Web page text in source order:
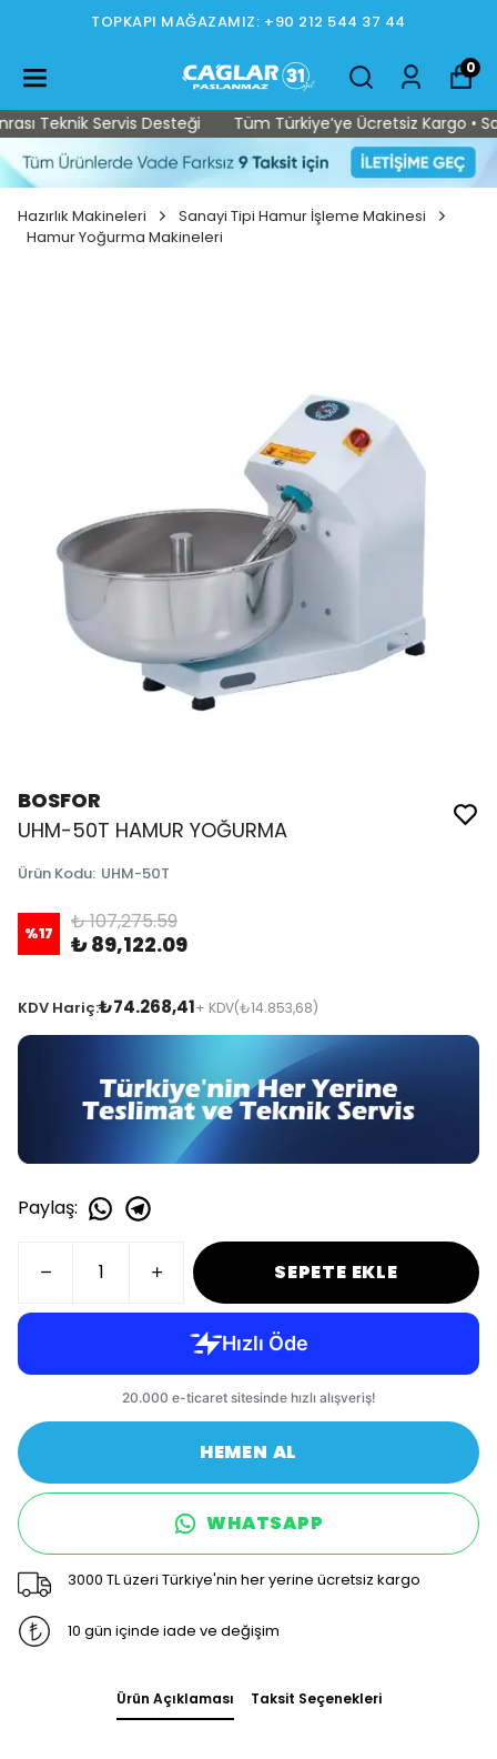
TOPKAPI MAĞAZAMIZ: +90 212 544 37 44
0
Teknik Servis Desteği Tüm Türkiye’ye Ücretsiz Kargo •
Hazırlık Makineleri
Sanayi Tipi Hamur İşleme Makinesi
Hamur Yoğurma Makineleri
BOSFOR
UHM-50T HAMUR YOĞURMA
Ürün Kodu: UHM-50T
%17 ₺ 107,275.59
₺ 89,122.09
KDV Hariç:₺74.268,41+ KDV(₺14.853,68)
Paylaş:
SEPETE EKLE
HEMEN AL
WHATSAPP
3000 TL üzeri Türkiye'nin her yerine ücretsiz kargo
10 gün içinde iade ve değişim
Ürün Açıklaması Taksit Seçenekleri